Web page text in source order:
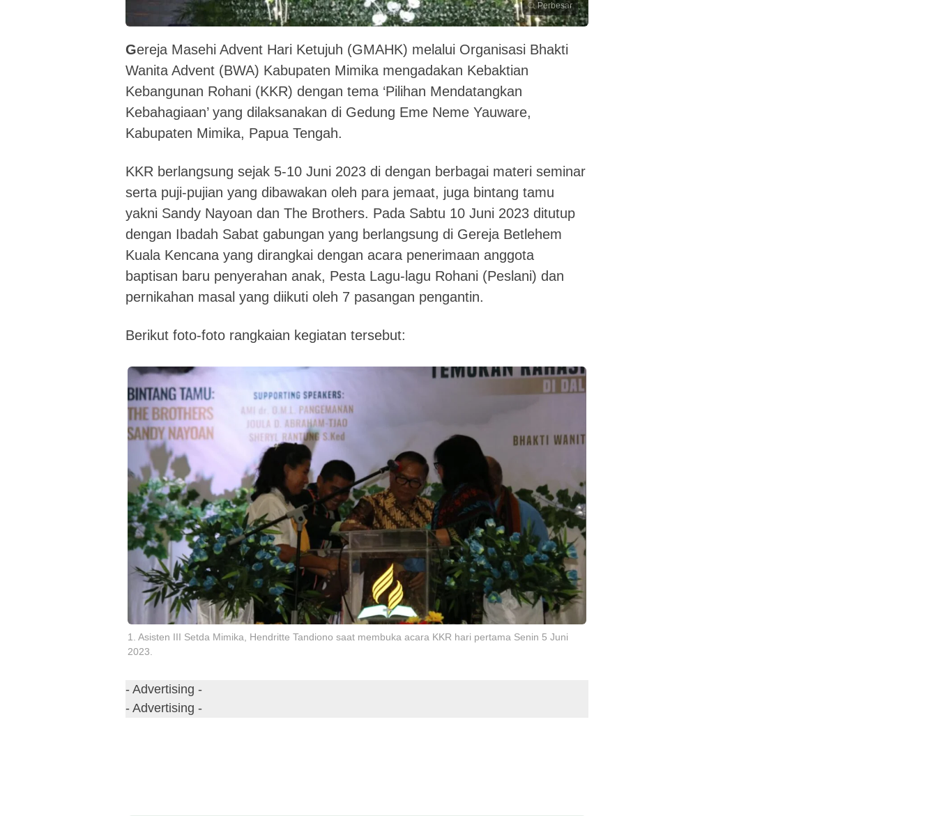
Perbesar
Gereja Masehi Advent Hari Ketujuh (GMAHK) melalui Organisasi Bhakti
Wanita Advent (BWA) Kabupaten Mimika mengadakan Kebaktian
Kebangunan Rohani (KKR) dengan tema ‘Pilihan Mendatangkan
Kebahagiaan’ yang dilaksanakan di Gedung Eme Neme Yauware,
Kabupaten Mimika, Papua Tengah.
KKR berlangsung sejak 5-10 Juni 2023 di dengan berbagai materi seminar
serta puji-pujian yang dibawakan oleh para jemaat, juga bintang tamu
yakni Sandy Nayoan dan The Brothers. Pada Sabtu 10 Juni 2023 ditutup
dengan Ibadah Sabat gabungan yang berlangsung di Gereja Betlehem
Kuala Kencana yang dirangkai dengan acara penerimaan anggota
baptisan baru penyerahan anak, Pesta Lagu-lagu Rohani (Peslani) dan
pernikahan masal yang diikuti oleh 7 pasangan pengantin.
Berikut foto-foto rangkaian kegiatan tersebut:
1. Asisten III Setda Mimika, Hendritte Tandiono saat membuka acara KKR hari pertama Senin 5 Juni
2023.
- Advertising -
- Advertising -